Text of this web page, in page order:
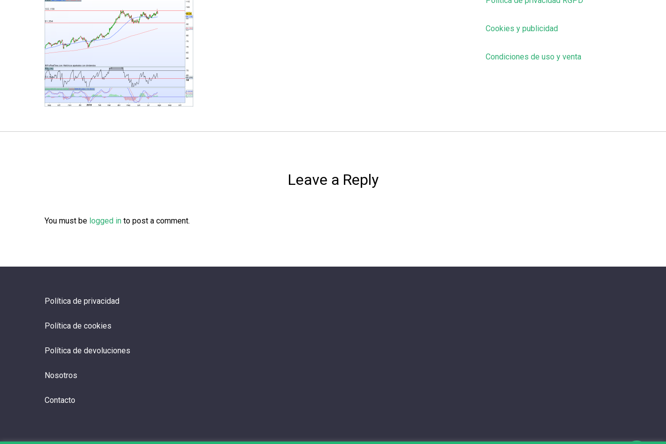
Cookies y publicidad
Condiciones de uso y venta
Leave a Reply
You must be logged in to post a comment.
Política de privacidad
Política de cookies
Política de devoluciones
Nosotros
Contacto